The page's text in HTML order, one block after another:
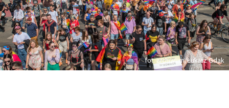
fot. archiwum/Łukasz Gdak